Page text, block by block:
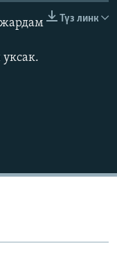
Түз линк
жардам